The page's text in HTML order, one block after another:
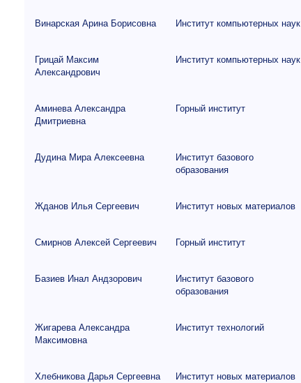
Винарская Арина Борисовна Институт компьютерных наук
Грицай Максим
Александрович
Институт компьютерных наук
Аминева Александра
Дмитриевна
Горный институт
Дудина Мира Алексеевна
Институт базового
образования
Жданов Илья Сергеевич Институт новых материалов
Смирнов Алексей Сергеевич Горный институт
Базиев Инал Андзорович
Институт базового
образования
Жигарева Александра
Максимовна
Институт технологий
Хлебникова Дарья Сергеевна Институт новых материалов